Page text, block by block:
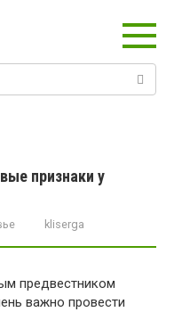
признаки у
kliserga
предвестником
важно провести